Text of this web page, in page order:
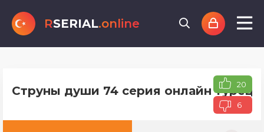
RSERIAL.online
Струны души 74 серия онлайн 20
6